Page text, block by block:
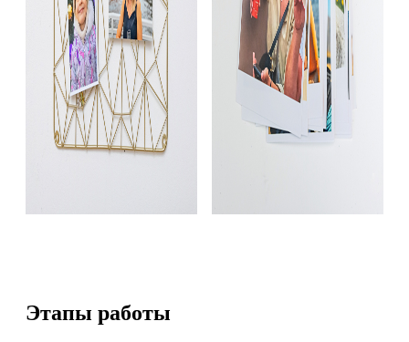
Этапы работы